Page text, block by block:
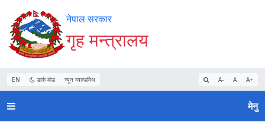
Accessibility
Mode
सुरु
गर्नुहोस्
सामाग्री
पढ्नुहाेस्
नेभिगेसन
पढ्नुहाेस्
वेबसाइट
खोजमा
जानुहोस्
नेपाल सरकार
गृह मन्त्रालय
EN डार्क मोड न्यून व्यान्डविथ A- A A+
मेनु